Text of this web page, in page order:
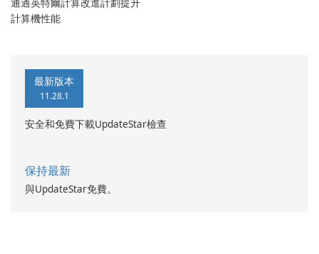
計算機性能
最新版本
11.28.1
安全和免費下載UpdateStar檢查
保持最新
與UpdateStar免費。